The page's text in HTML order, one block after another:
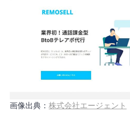
画像出典： 株式会社エージェント